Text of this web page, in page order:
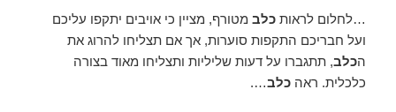
…לחלום לראותכלב מטורף, מציין כי אויבים יתקפו עליכם
ועל חבריכם התקפות סוערות, אך אם תצליחו להרוג את
הכלב, תתגברו על דעות שליליות ותצליחו מאוד בצורה
כלכלית. ראהכלב….